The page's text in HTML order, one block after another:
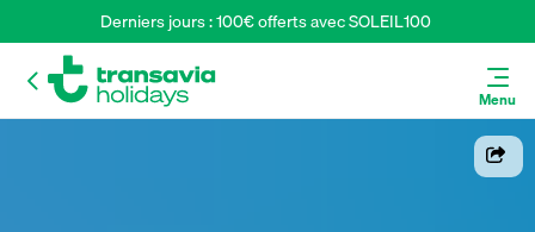
Derniers jours : 100€ offerts avec SOLEIL100
Menu